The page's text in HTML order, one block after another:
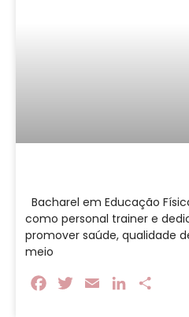
Bacharel em Educação
como personal trainer e
promover saúde, qualidade
meio
FacebookTwitterEmail LinkedIn